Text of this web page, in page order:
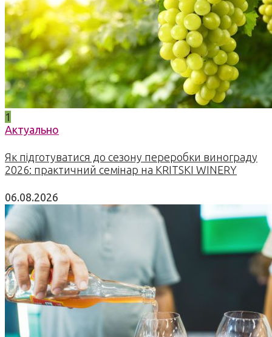
1
Актуально
Як підготуватися до сезону переробки винограду
2026: практичний семінар на KRITSKI WINERY
06.08.2026